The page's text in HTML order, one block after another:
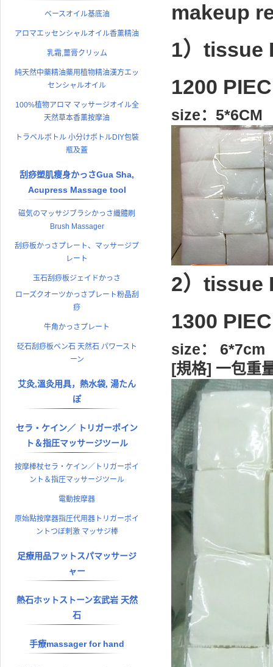
ベースオイル基底油
アロマエッセンシャルオイル香薰精油
乳霜,薑膏クリッム
純天然中藥精油藥用植物精油漢方エッ
センシャルオイル
100%植物アロマ マッサージオイル全
天然草本香薰按摩油
トラベルボトル 小分けボトルDIY包裝
瓶及蓋
刮痧塑肌瘦身かっさGua Sha,
Acupress Massage tool
磁気のマッサジブラシかっさ纖體刷
Brush Massager
刮痧板かっさプレート、マッサージプ
レート
玉石刮痧板ジェイドかっさ
ローズクオーツかっさプレート粉晶刮
痧
牛角かっさプレート
砭石刮痧板ベン石 天然石 パワースト
ーン
艾灸,溫灸用具，熱水袋, 湯たん
ぽ
セラ・ケイン／ トリガーポイン
ト＆指圧マッサージツール
按摩棒杖セラ・ケイン／トリガーポイ
ント＆指圧マッサージツール
電動按摩器
原始點按摩器指圧代用器トリガーポイ
ントつぼ刺激 マッサジ棒
足療用品フットスパマッサージ
ャー
熱石ホットストーン玄武岩 天然
石
手療massager for hand
makeup
1）tissue
1200
size：5*6CM
2）tissue
1300
size： 6*7cm
[規格] 一包重